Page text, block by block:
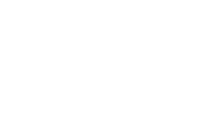
ils sont indispensables au
les smartphones ont
est leur
également ses composants